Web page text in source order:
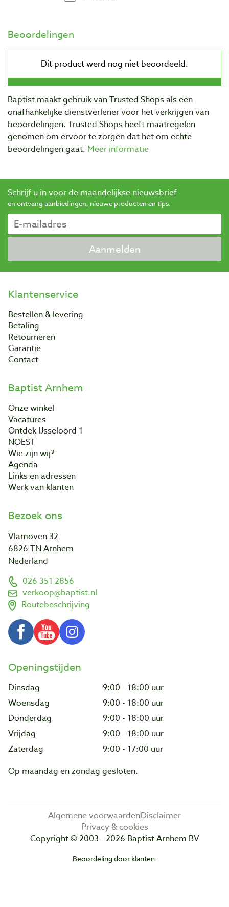
Beoordelingen
Baptist maakt gebruik van Trusted Shops als een
onafhankelijke dienstverlener voor het verkrijgen van
beoordelingen. Trusted Shops heeft maatregelen
genomen om ervoor te zorgen dat het om echte
beoordelingen gaat. Meer informatie
Schrijf u in voor de maandelijkse nieuwsbrief
en ontvang aanbiedingen, nieuwe producten en tips.
Aanmelden
Klantenservice
Bestellen & levering
Betaling
Retourneren
Garantie
Contact
Baptist Arnhem
Onze winkel
Vacatures
Ontdek IJsseloord 1
NOEST
Wie zijn wij?
Agenda
Links en adressen
Werk van klanten
Bezoek ons
Vlamoven 32
6826 TN Arnhem
Nederland
026 351 2856
verkoop@baptist.nl
Routebeschrijving
Openingstijden
Dinsdag
9:00 - 18:00 uur
Woensdag
9:00 - 18:00 uur
Donderdag
9:00 - 18:00 uur
Vrijdag
9:00 - 18:00 uur
Zaterdag
9:00 - 17:00 uur
Op maandag en zondag gesloten.
Algemene voorwaardenDisclaimer
Privacy & cookies
Copyright © 2003 - 2026 Baptist Arnhem BV
Beoordeling door klanten: